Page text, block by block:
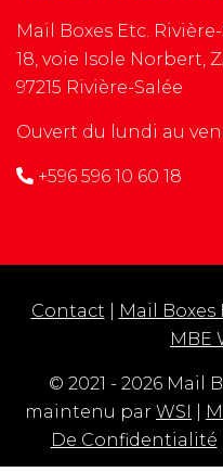
Mail Boxes Etc.
18, voie Isole Norbert,
97215 Rivière-Salée
Ouvert du lundi au
+596 596 10 60 18
Contact Mail Boxes
MBE
© 2021 - 2026 Mail
maintenu par WSI
De Confidentialité